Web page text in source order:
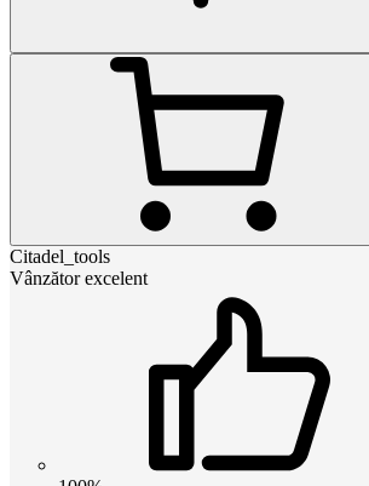
Citadel_tools
Vânzător excelent